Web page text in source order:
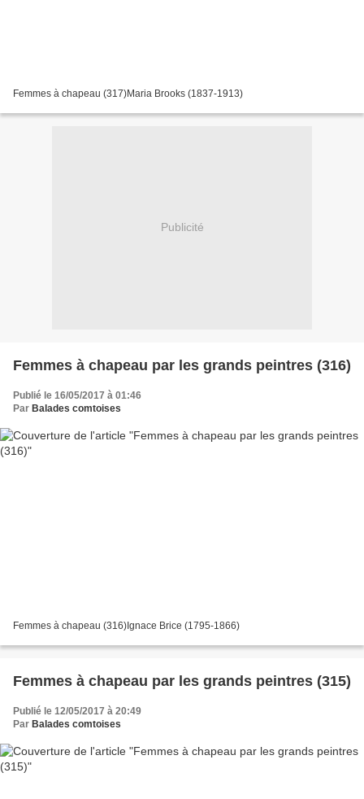
Femmes à chapeau (317)Maria Brooks (1837-1913)
Publicité
Femmes à chapeau par les grands peintres (316)
Publié le 16/05/2017 à 01:46
Par Balades comtoises
Femmes à chapeau (316)Ignace Brice (1795-1866)
Femmes à chapeau par les grands peintres (315)
Publié le 12/05/2017 à 20:49
Par Balades comtoises